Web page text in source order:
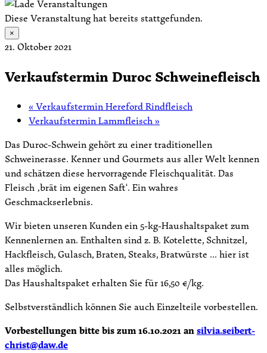
Diese Veranstaltung hat bereits stattgefunden.
×
21. Oktober 2021
Verkaufstermin Duroc Schweinefleisch
« Verkaufstermin Hereford Rindfleisch
Verkaufstermin Lammfleisch»
Das Duroc-Schwein gehört zu einer traditionellen
Schweinerasse. Kenner und Gourmets aus aller Welt kennen
und schätzen diese hervorragende Fleischqualität. Das
Fleisch ‚brät im eigenen Saft‘. Ein wahres
Geschmackserlebnis.
Wir bieten unseren Kunden ein 5-kg-Haushaltspaket zum
Kennenlernen an. Enthalten sind z. B. Kotelette, Schnitzel,
Hackfleisch, Gulasch, Braten, Steaks, Bratwürste … hier ist
alles möglich.
Das Haushaltspaket erhalten Sie für 16,50 €/kg.
Selbstverständlich können Sie auch Einzelteile vorbestellen.
Vorbestellungen bitte bis zum 16.10.2021 ansilvia.seibert-
christ@daw.de